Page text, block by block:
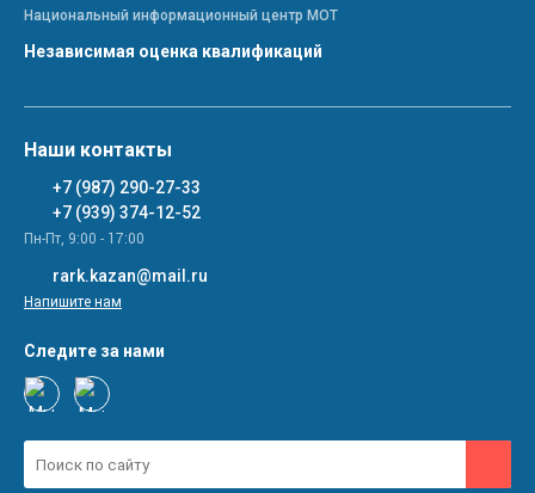
Национальный информационный центр МОТ
Независимая оценка квалификаций
Наши контакты
+7 (987) 290-27-33
+7 (939) 374-12-52
Пн-Пт, 9:00 - 17:00
rark.kazan@mail.ru
Напишите нам
Следите за нами